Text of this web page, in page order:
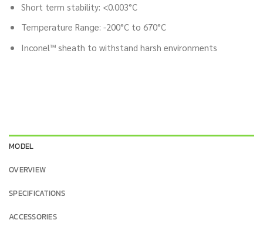
Short term stability: <0.003°C
Temperature Range: -200°C to 670°C
Inconel™ sheath to withstand harsh environments
MODEL
OVERVIEW
SPECIFICATIONS
ACCESSORIES